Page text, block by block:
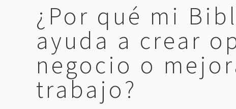
¿Por qué mi
ayuda a crear
negocio o
trabajo?